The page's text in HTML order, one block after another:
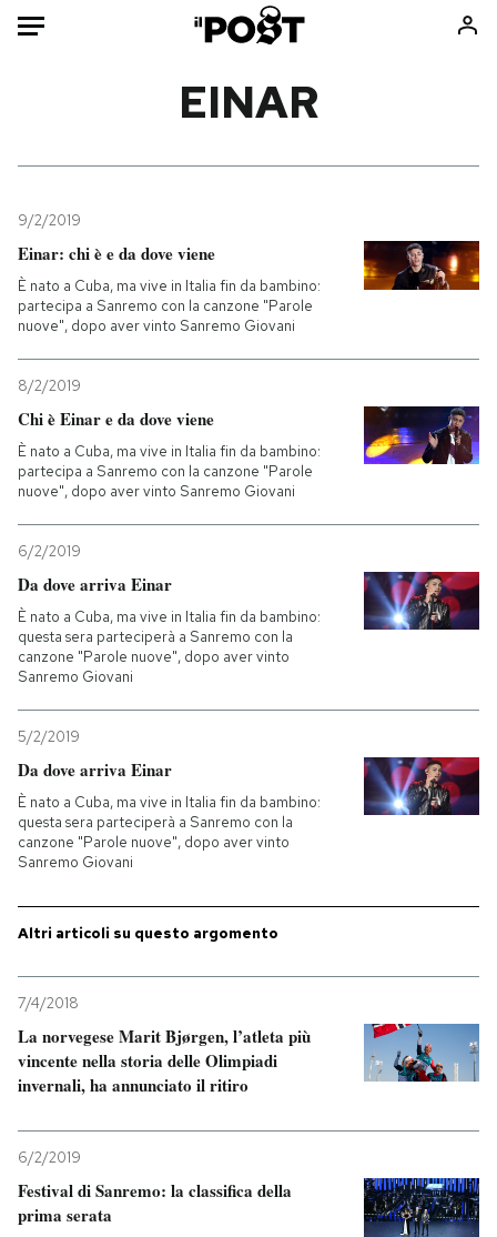
Mondo
Politica
Tecnologia
Internet
Cultura
Economia
Sport
Consumismi
Storie/Idee
Ok Boomer!
Mondiali calcio 2026
PODCAST
NEWSLETTER
I MIEI PREFERITI
SHOP
CALENDARIO
AREA PERSONALE
EINAR
9/2/2019
Einar: chi è e da dove viene
È nato a Cuba, ma vive in Italia fin da bambino:
partecipa a Sanremo con la canzone "Parole
nuove", dopo aver vinto Sanremo Giovani
8/2/2019
Chi è Einar e da dove viene
È nato a Cuba, ma vive in Italia fin da bambino:
partecipa a Sanremo con la canzone "Parole
nuove", dopo aver vinto Sanremo Giovani
6/2/2019
Da dove arriva Einar
È nato a Cuba, ma vive in Italia fin da bambino:
questa sera parteciperà a Sanremo con la
canzone "Parole nuove", dopo aver vinto
Sanremo Giovani
5/2/2019
Da dove arriva Einar
È nato a Cuba, ma vive in Italia fin da bambino:
questa sera parteciperà a Sanremo con la
canzone "Parole nuove", dopo aver vinto
Sanremo Giovani
Altri articoli su questo argomento
7/4/2018
La norvegese Marit Bjørgen, l’atleta più
vincente nella storia delle Olimpiadi
invernali, ha annunciato il ritiro
6/2/2019
Festival di Sanremo: la classifica della
prima serata